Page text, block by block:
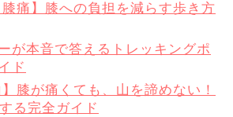
膝痛】膝への負担を減らす歩き方
が本音で答えるトレッキングポ
ド
】膝が痛くても、山を諦めない！
る完全ガイド